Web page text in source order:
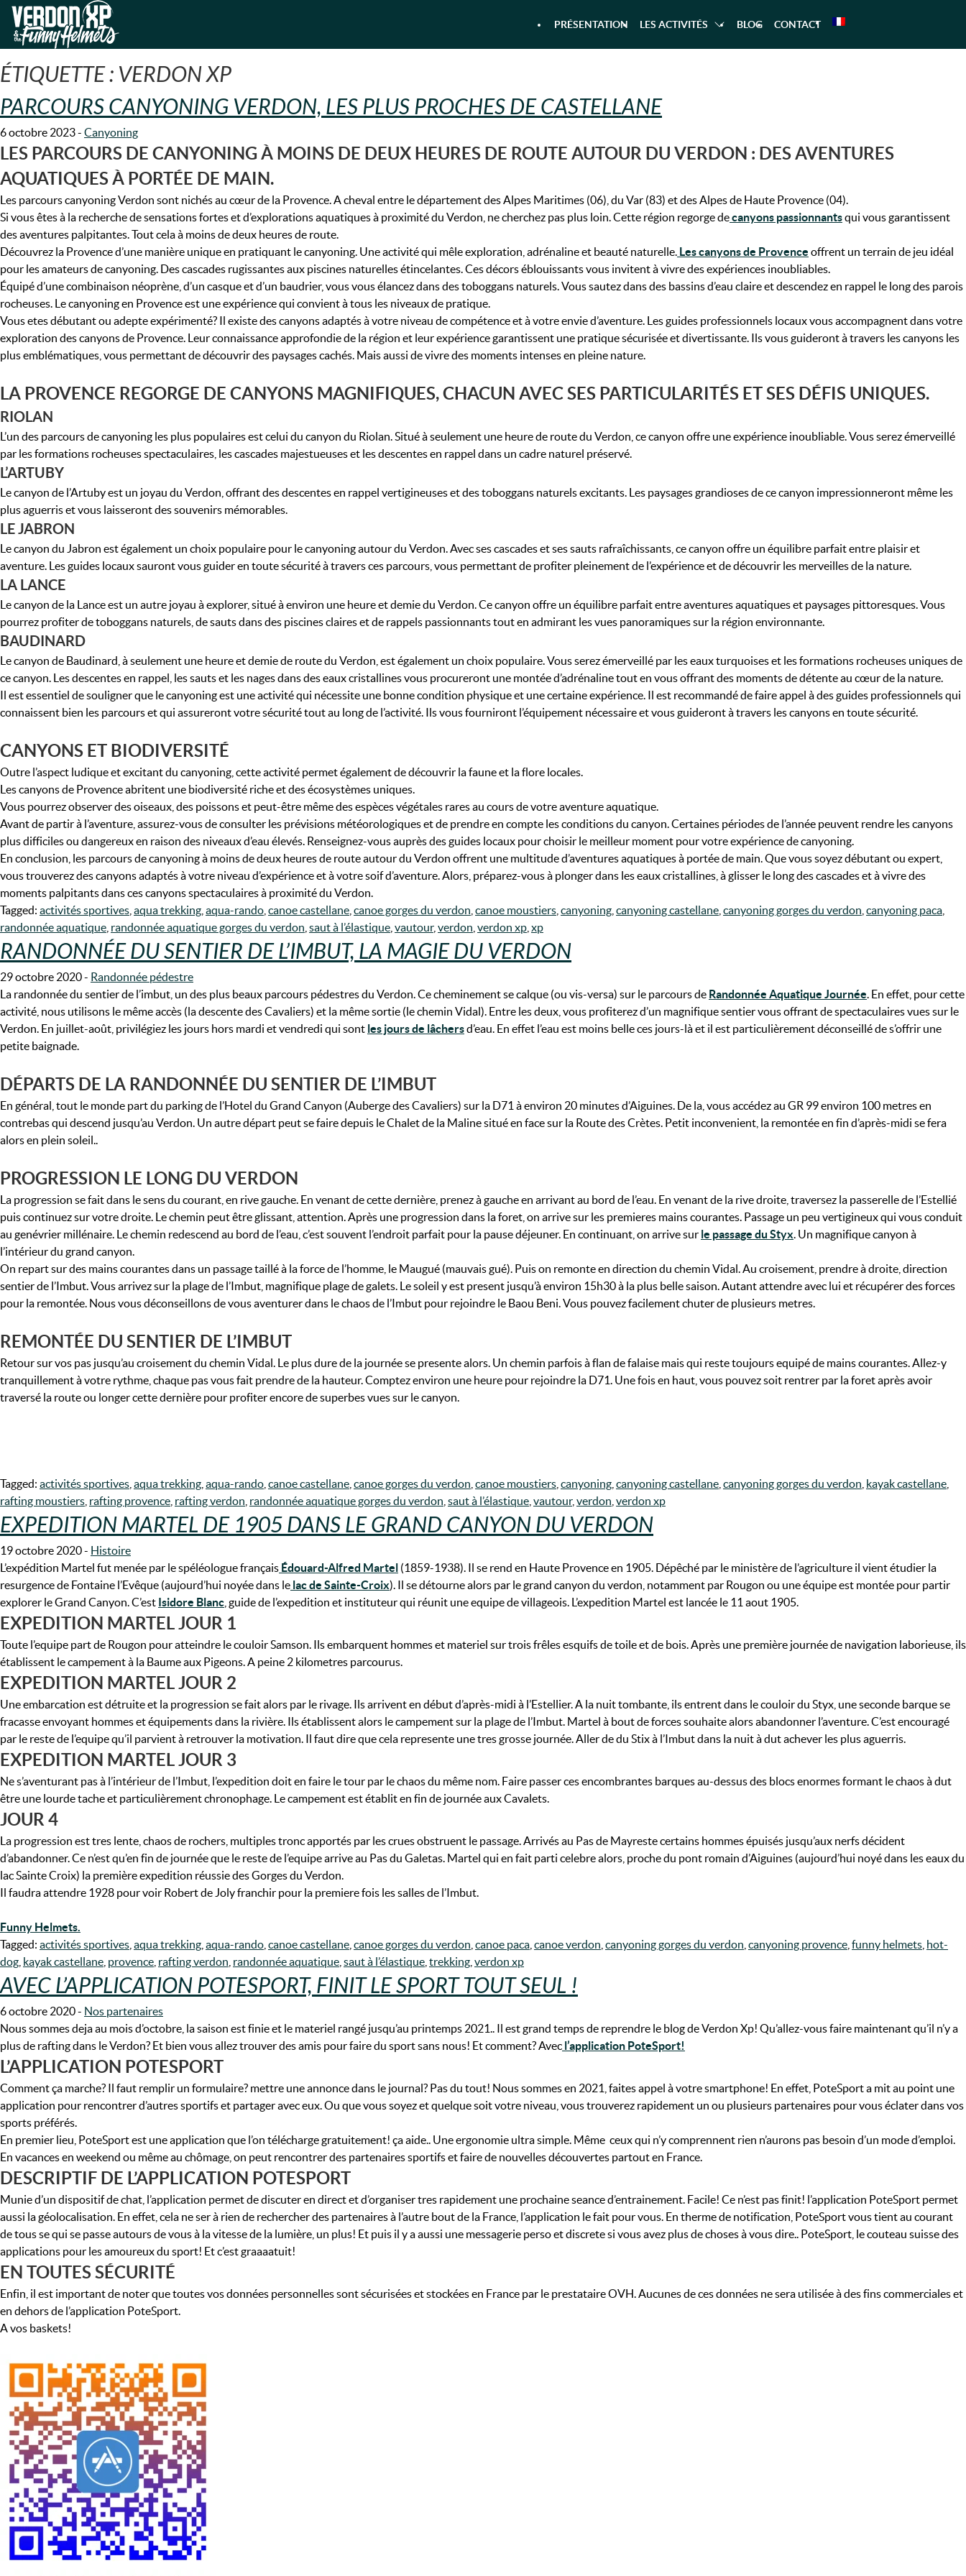
Skip
navigation
Skip
content
VERDON-XP | RAFTING, CANOE & RANDONNÉE AQUATIQUE DANS LES GORGES DU VERDON À
PRÉSENTATION LES ACTIVITÉS
RANDONNÉE
BLOG CONTACT
ÉTIQUETTE : VERDON XP
PARCOURS CANYONING VERDON, LES PLUS PROCHES DE CASTELLANE
6 octobre 2023- Canyoning
LES PARCOURS DE CANYONING À MOINS DE DEUX HEURES DE ROUTE AUTOUR DU VERDON : DES AVENTURES
AQUATIQUES À PORTÉE DE MAIN.
Les parcours canyoning Verdon sont nichés au cœur de la Provence. A cheval entre le département des Alpes Maritimes (06), du Var (83) et des Alpes de Haute Provence (04).
Si vous êtes à la recherche de sensations fortes et d’explorations aquatiques à proximité du Verdon, ne cherchez pas plus loin. Cette région regorge decanyons passionnantsqui vous garantissent
des aventures palpitantes. Tout cela à moins de deux heures de route.
Découvrez la Provence d’une manière unique en pratiquant le canyoning. Une activité qui mêle exploration, adrénaline et beauté naturelle. Les canyons de Provence offrent un terrain de jeu idéal
pour les amateurs de canyoning. Des cascades rugissantes aux piscines naturelles étincelantes. Ces décors éblouissants vous invitent à vivre des expériences inoubliables.
Équipé d’une combinaison néoprène, d’un casque et d’un baudrier, vous vous élancez dans des toboggans naturels. Vous sautez dans des bassins d’eau claire et descendez en rappel le long des parois
rocheuses. Le canyoning en Provence est une expérience qui convient à tous les niveaux de pratique.
Vous etes débutant ou adepte expérimenté? Il existe des canyons adaptés à votre niveau de compétence et à votre envie d’aventure. Les guides professionnels locaux vous accompagnent dans votre
exploration des canyons de Provence. Leur connaissance approfondie de la région et leur expérience garantissent une pratique sécurisée et divertissante. Ils vous guideront à travers les canyons les
plus emblématiques, vous permettant de découvrir des paysages cachés. Mais aussi de vivre des moments intenses en pleine nature.
LA PROVENCE REGORGE DE CANYONS MAGNIFIQUES, CHACUN AVEC SES PARTICULARITÉS ET SES DÉFIS UNIQUES.
RIOLAN
L’un des parcours de canyoning les plus populaires est celui du canyon du Riolan. Situé à seulement une heure de route du Verdon, ce canyon offre une expérience inoubliable. Vous serez émerveillé
par les formations rocheuses spectaculaires, les cascades majestueuses et les descentes en rappel dans un cadre naturel préservé.
L’ARTUBY
Le canyon de l’Artuby est un joyau du Verdon, offrant des descentes en rappel vertigineuses et des toboggans naturels excitants. Les paysages grandioses de ce canyon impressionneront même les
plus aguerris et vous laisseront des souvenirs mémorables.
LE JABRON
Le canyon du Jabron est également un choix populaire pour le canyoning autour du Verdon. Avec ses cascades et ses sauts rafraîchissants, ce canyon offre un équilibre parfait entre plaisir et
aventure. Les guides locaux sauront vous guider en toute sécurité à travers ces parcours, vous permettant de profiter pleinement de l’expérience et de découvrir les merveilles de la nature.
LA LANCE
Le canyon de la Lance est un autre joyau à explorer, situé à environ une heure et demie du Verdon. Ce canyon offre un équilibre parfait entre aventures aquatiques et paysages pittoresques. Vous
pourrez profiter de toboggans naturels, de sauts dans des piscines claires et de rappels passionnants tout en admirant les vues panoramiques sur la région environnante.
BAUDINARD
Le canyon de Baudinard, à seulement une heure et demie de route du Verdon, est également un choix populaire. Vous serez émerveillé par les eaux turquoises et les formations rocheuses uniques de
ce canyon. Les descentes en rappel, les sauts et les nages dans des eaux cristallines vous procureront une montée d’adrénaline tout en vous offrant des moments de détente au cœur de la nature.
Il est essentiel de souligner que le canyoning est une activité qui nécessite une bonne condition physique et une certaine expérience. Il est recommandé de faire appel à des guides professionnels qui
connaissent bien les parcours et qui assureront votre sécurité tout au long de l’activité. Ils vous fourniront l’équipement nécessaire et vous guideront à travers les canyons en toute sécurité.
CANYONS ET BIODIVERSITÉ
Outre l’aspect ludique et excitant du canyoning, cette activité permet également de découvrir la faune et la flore locales.
Les canyons de Provence abritent une biodiversité riche et des écosystèmes uniques.
Vous pourrez observer des oiseaux, des poissons et peut-être même des espèces végétales rares au cours de votre aventure aquatique.
Avant de partir à l’aventure, assurez-vous de consulter les prévisions météorologiques et de prendre en compte les conditions du canyon. Certaines périodes de l’année peuvent rendre les canyons
plus difficiles ou dangereux en raison des niveaux d’eau élevés. Renseignez-vous auprès des guides locaux pour choisir le meilleur moment pour votre expérience de canyoning.
En conclusion, les parcours de canyoning à moins de deux heures de route autour du Verdon offrent une multitude d’aventures aquatiques à portée de main. Que vous soyez débutant ou expert,
vous trouverez des canyons adaptés à votre niveau d’expérience et à votre soif d’aventure. Alors, préparez-vous à plonger dans les eaux cristallines, à glisser le long des cascades et à vivre des
moments palpitants dans ces canyons spectaculaires à proximité du Verdon.
Tagged: activités sportives aqua trekking aqua-rando canoe castellane canoe gorges du verdon canoe moustiers canyoning canyoning castellane canyoning gorges du verdon canyoning paca
randonnée aquatique randonnée aquatique gorges du verdon saut à l’élastique vautour, verdon verdon xp xp
RANDONNÉE DU SENTIER DE L’IMBUT, LA MAGIE DU VERDON
29 octobre 2020- Randonnée pédestre
La randonnée du sentier de l’imbut, un des plus beaux parcours pédestres du Verdon. Ce cheminement se calque (ou vis-versa) sur le parcours de Randonnée Aquatique Journée. En effet, pour cette
activité, nous utilisons le même accès (la descente des Cavaliers) et la même sortie (le chemin Vidal). Entre les deux, vous profiterez d’un magnifique sentier vous offrant de spectaculaires vues sur le
Verdon. En juillet-août, privilégiez les jours hors mardi et vendredi qui sont les jours de lâchersd’eau. En effet l’eau est moins belle ces jours-là et il est particulièrement déconseillé de s’offrir une
petite baignade.
DÉPARTS DE LA RANDONNÉE DU SENTIER DE L’IMBUT
En général, tout le monde part du parking de l’Hotel du Grand Canyon (Auberge des Cavaliers) sur la D71 à environ 20 minutes d’Aiguines. De la, vous accédez au GR 99 environ 100 metres en
contrebas qui descend jusqu’au Verdon. Un autre départ peut se faire depuis le Chalet de la Maline situé en face sur la Route des Crètes. Petit inconvenient, la remontée en fin d’après-midi se fera
alors en plein soleil..
PROGRESSION LE LONG DU VERDON
La progression se fait dans le sens du courant, en rive gauche. En venant de cette dernière, prenez à gauche en arrivant au bord de l’eau. En venant de la rive droite, traversez la passerelle de l’Estellié
puis continuez sur votre droite. Le chemin peut être glissant, attention. Après une progression dans la foret, on arrive sur les premieres mains courantes. Passage un peu vertigineux qui vous conduit
au genévrier millénaire. Le chemin redescend au bord de l’eau, c’est souvent l’endroit parfait pour la pause déjeuner. En continuant, on arrive sur le passage du Styx. Un magnifique canyon à
l’intérieur du grand canyon.
On repart sur des mains courantes dans un passage taillé à la force de l’homme, le Maugué (mauvais gué). Puis on remonte en direction du chemin Vidal. Au croisement, prendre à droite, direction
sentier de l’Imbut. Vous arrivez sur la plage de l’Imbut, magnifique plage de galets. Le soleil y est present jusqu’à environ 15h30 à la plus belle saison. Autant attendre avec lui et récupérer des forces
pour la remontée. Nous vous déconseillons de vous aventurer dans le chaos de l’Imbut pour rejoindre le Baou Beni. Vous pouvez facilement chuter de plusieurs metres.
REMONTÉE DU SENTIER DE L’IMBUT
Retour sur vos pas jusqu’au croisement du chemin Vidal. Le plus dure de la journée se presente alors. Un chemin parfois à flan de falaise mais qui reste toujours equipé de mains courantes. Allez-y
tranquillement à votre rythme, chaque pas vous fait prendre de la hauteur. Comptez environ une heure pour rejoindre la D71. Une fois en haut, vous pouvez soit rentrer par la foret après avoir
traversé la route ou longer cette dernière pour profiter encore de superbes vues sur le canyon.
Tagged: activités sportives aqua trekking aqua-rando canoe castellane canoe gorges du verdon canoe moustiers canyoning canyoning castellane canyoning gorges du verdon kayak castellane
rafting moustiers rafting provence rafting verdon randonnée aquatique gorges du verdon saut à l’élastique vautour, verdon verdon xp
EXPEDITION MARTEL DE 1905 DANS LE GRAND CANYON DU VERDON
19 octobre 2020- Histoire
L’expédition Martel fut menée par le spéléologue français Édouard-Alfred Martel (1859-1938). Il se rend en Haute Provence en 1905. Dépêché par le ministère de l’agriculture il vient étudier la
resurgence de Fontaine l’Evêque (aujourd’hui noyée dans le lac de Sainte-Croix). Il se détourne alors par le grand canyon du verdon, notamment par Rougon ou une équipe est montée pour partir
explorer le Grand Canyon. C’est Isidore Blanc , guide de l’expedition et instituteur qui réunit une equipe de villageois. L’expedition Martel est lancée le 11 aout 1905.
EXPEDITION MARTEL JOUR 1
Toute l’equipe part de Rougon pour atteindre le couloir Samson. Ils embarquent hommes et materiel sur trois frêles esquifs de toile et de bois. Après une première journée de navigation laborieuse, ils
établissent le campement à la Baume aux Pigeons. A peine 2 kilometres parcourus.
EXPEDITION MARTEL JOUR 2
Une embarcation est détruite et la progression se fait alors par le rivage. Ils arrivent en début d’après-midi à l’Estellier. A la nuit tombante, ils entrent dans le couloir du Styx, une seconde barque se
fracasse envoyant hommes et équipements dans la rivière. Ils établissent alors le campement sur la plage de l’Imbut. Martel à bout de forces souhaite alors abandonner l’aventure. C’est encouragé
par le reste de l’equipe qu’il parvient à retrouver la motivation. Il faut dire que cela represente une tres grosse journée. Aller de du Stix à l’Imbut dans la nuit à dut achever les plus aguerris.
EXPEDITION MARTEL JOUR 3
Ne s’aventurant pas à l’intérieur de l’Imbut, l’expedition doit en faire le tour par le chaos du même nom. Faire passer ces encombrantes barques au-dessus des blocs enormes formant le chaos à dut
être une lourde tache et particulièrement chronophage. Le campement est établit en fin de journée aux Cavalets.
JOUR 4
La progression est tres lente, chaos de rochers, multiples tronc apportés par les crues obstruent le passage. Arrivés au Pas de Mayreste certains hommes épuisés jusqu’aux nerfs décident
d’abandonner. Ce n’est qu’en fin de journée que le reste de l’equipe arrive au Pas du Galetas. Martel qui en fait parti celebre alors, proche du pont romain d’Aiguines (aujourd’hui noyé dans les eaux du
lac Sainte Croix) la première expedition réussie des Gorges du Verdon.
Il faudra attendre 1928 pour voir Robert de Joly franchir pour la premiere fois les salles de l’Imbut.
Funny Helmets.
Tagged: activités sportives aqua trekking aqua-rando canoe castellane canoe gorges du verdon canoe paca canoe verdon canyoning gorges du verdon canyoning provence funny helmets hot-
dog kayak castellane provence rafting verdon randonnée aquatique saut à l’élastique trekking verdon xp
AVEC L’APPLICATION POTESPORT, FINIT LE SPORT TOUT SEUL !
6 octobre 2020- Nos partenaires
Nous sommes deja au mois d’octobre, la saison est finie et le materiel rangé jusqu’au printemps 2021.. Il est grand temps de reprendre le blog de Verdon Xp! Qu’allez-vous faire maintenant qu’il n’y a
plus de rafting dans le Verdon? Et bien vous allez trouver des amis pour faire du sport sans nous! Et comment? Avec l’application PoteSport!
L’APPLICATION POTESPORT
Comment ça marche? Il faut remplir un formulaire? mettre une annonce dans le journal? Pas du tout! Nous sommes en 2021, faites appel à votre smartphone! En effet, PoteSport a mit au point une
application pour rencontrer d’autres sportifs et partager avec eux. Ou que vous soyez et quelque soit votre niveau, vous trouverez rapidement un ou plusieurs partenaires pour vous éclater dans vos
sports préférés.
En premier lieu, PoteSport est une application que l’on télécharge gratuitement! ça aide.. Une ergonomie ultra simple. Même ceux qui n’y comprennent rien n’aurons pas besoin d’un mode d’emploi.
En vacances en weekend ou même au chômage, on peut rencontrer des partenaires sportifs et faire de nouvelles découvertes partout en France.
DESCRIPTIF DE L’APPLICATION POTESPORT
Munie d’un dispositif de chat, l’application permet de discuter en direct et d’organiser tres rapidement une prochaine seance d’entrainement. Facile! Ce n’est pas finit! l’application PoteSport permet
aussi la géolocalisation. En effet, cela ne ser à rien de rechercher des partenaires à l’autre bout de la France, l’application le fait pour vous. En therme de notification, PoteSport vous tient au courant
de tous se qui se passe autours de vous à la vitesse de la lumière, un plus! Et puis il y a aussi une messagerie perso et discrete si vous avez plus de choses à vous dire.. PoteSport, le couteau suisse des
applications pour les amoureux du sport! Et c’est graaaatuit!
EN TOUTES SÉCURITÉ
Enfin, il est important de noter que toutes vos données personnelles sont sécurisées et stockées en France par le prestataire OVH. Aucunes de ces données ne sera utilisée à des fins commerciales et
en dehors de l’application PoteSport.
A vos baskets!